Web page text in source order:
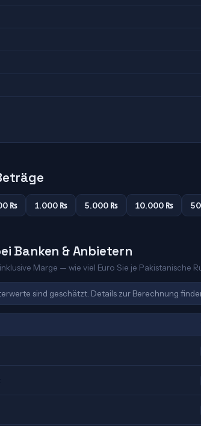
₨ 1.000 ₨ 5.000 ₨ 10.000 ₨
Banken & Anbietern
Marge — wie viel Euro Sie je Pakistanische
sind geschätzt. Details zur Berechnung